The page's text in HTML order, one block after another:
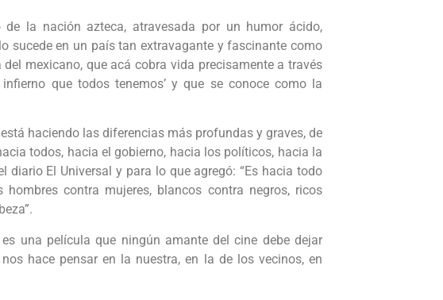
la nación azteca, atravesada por un humor ácido,
sucede en un país tan extravagante y fascinante como
mexicano, que acá cobra vida precisamente a través
que todos tenemos’ y que se conoce como la
haciendo las diferencias más profundas y graves, de
todos, hacia el gobierno, hacia los políticos, hacia la
El Universal y para lo que agregó: “Es hacia todo
contra mujeres, blancos contra negros, ricos
una película que ningún amante del cine debe dejar
hace pensar en la nuestra, en la de los vecinos, en